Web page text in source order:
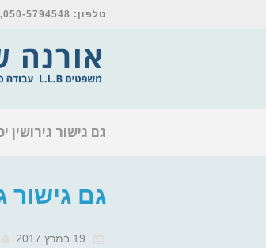
טלפון: 050-5794548, 03-6962453 מייל: orna@shpetter-law.co.il
גם גישור
גם גישור